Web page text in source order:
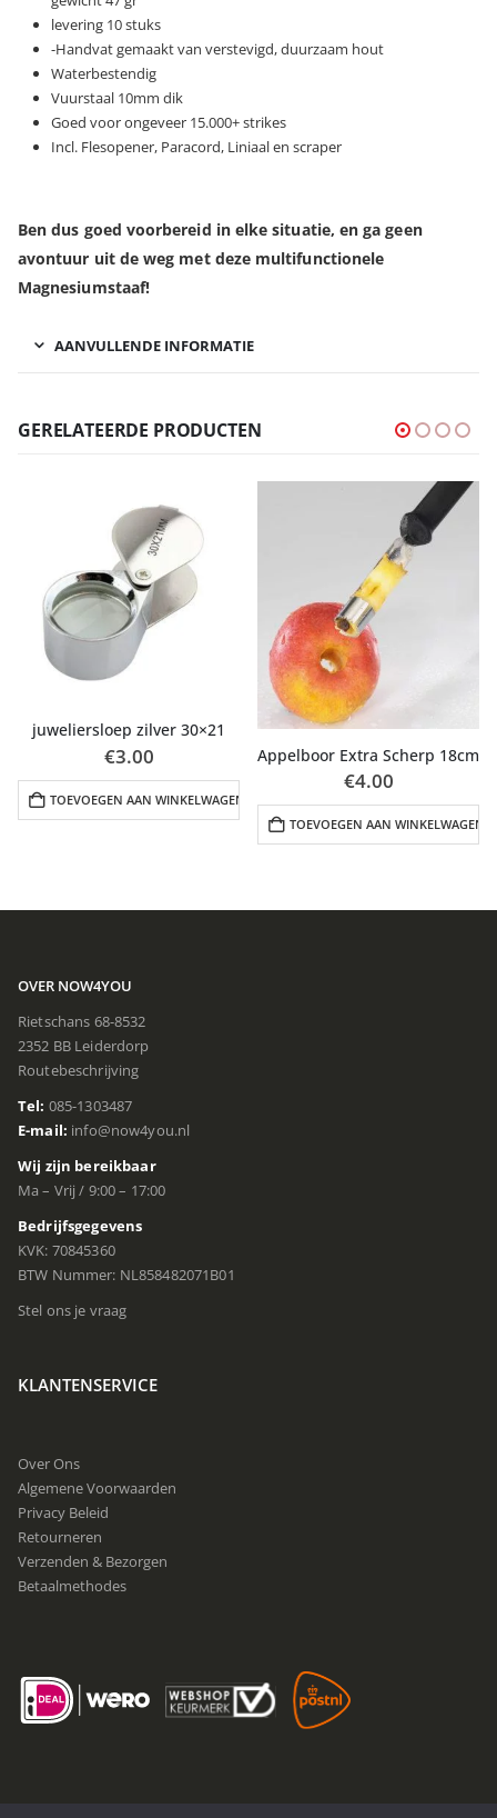
levering 10 stuks
-Handvat gemaakt van verstevigd, duurzaam hout
Waterbestendig
Vuurstaal 10mm dik
Goed voor ongeveer 15.000+ strikes
Incl. Flesopener, Paracord, Liniaal en scraper
Ben dus goed voorbereid in elke situatie, en ga geen
avontuur uit de weg met deze multifunctionele
Magnesiumstaaf!
AANVULLENDE INFORMATIE
GERELATEERDE PRODUCTEN
Appelboor Extra Scherp 18cm
€4.00
TOEVOEGEN AAN WINKELWAGEN
€0.50
OVER NOW4YOU
Rietschans 68-8532
2352 BB Leiderdorp
Routebeschrijving
Tel: 085-1303487
E-mail: info@now4you.nl
Wij zijn bereikbaar
Ma – Vrij / 9:00 – 17:00
Bedrijfsgegevens
KVK: 70845360
BTW Nummer: NL858482071B01
Stel ons je vraag
KLANTENSERVICE
Over Ons
Algemene Voorwaarden
Privacy Beleid
Retourneren
Verzenden & Bezorgen
Betaalmethodes